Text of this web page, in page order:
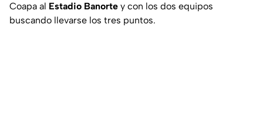
Coapa al Estadio Banorte y con los dos equipos
buscando llevarse los tres puntos.